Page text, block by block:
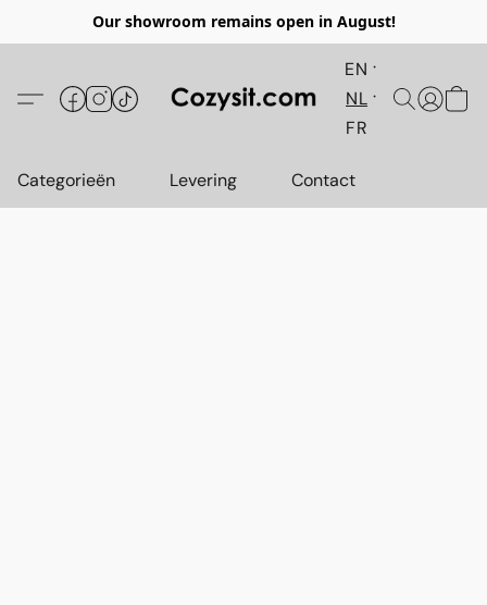
Our showroom remains open in August!
EN
NL
FR
Categorieën Levering Contact